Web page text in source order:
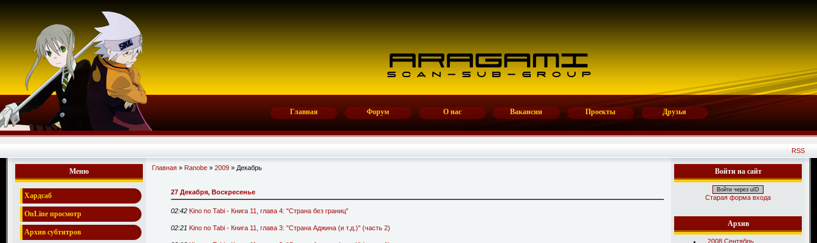
Главная Форум О нас Вакансии Проекты Друзья
RSS
Меню
Хардсаб
OnLine просмотр
Архив субтитров
Главная » Ranobe » 2009 » Декабрь
27 Декабря, Воскресенье
02:42 Kino no Tabi - Книга 11, глава 4: "Страна без границ"
02:21 Kino no Tabi - Книга 11, глава 3: "Страна Аджина (и т.д.)" (часть 2)
Войти на сайт
Войти через uID
Старая форма входа
Архив
2008 Сентябрь